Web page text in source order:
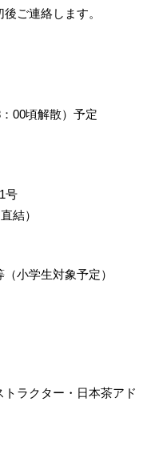
ご連絡します。
00頃解散）予定
号
結）
小学生対象予定）
ラクター・日本茶アド